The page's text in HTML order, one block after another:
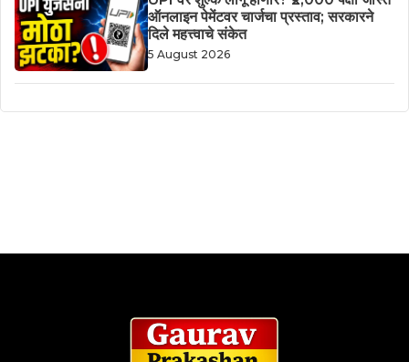
ऑनलाइन पेमेंटवर चार्जचा प्रस्ताव; सरकारने
दिले महत्त्वाचे संकेत
5 August 2026